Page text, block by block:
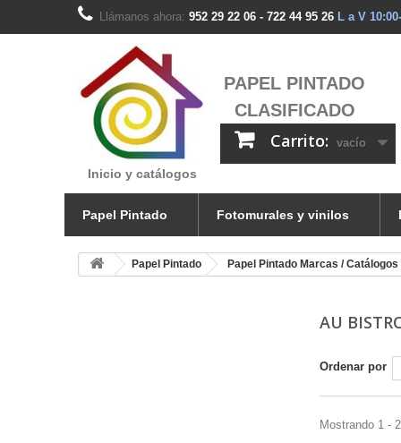
Llámanos ahora: 952 29 22 06 - 722 44 95 26 L a V
Inicio y catálogos
PAPEL PINTADO
CLASIFICADO
Carrito: vacío
Papel Pintado Fotomurales y vinilos
Papel Pintado Papel Pintado Marcas / Catálogos
AU
Ordenar por
Mostrando 1 -